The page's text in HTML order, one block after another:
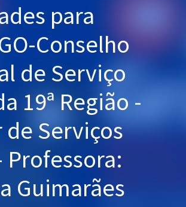
para
Conselho
de Serviço
19ª Região -
Serviços
Professora:
Guimarães